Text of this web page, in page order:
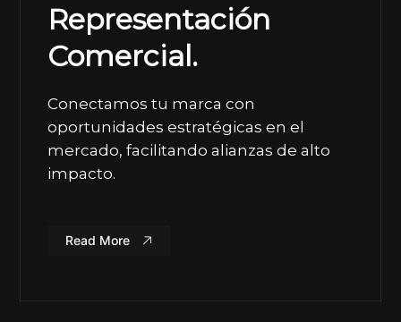
Representación
Comercial.
Conectamos tu marca con
oportunidades estratégicas en el
mercado, facilitando alianzas de alto
impacto.
Read More